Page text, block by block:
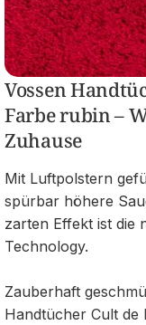
Vossen
Farbe rubin –
Zuhause
Mit Luftpolstern
spürbar höhere
zarten Effekt ist die
Technology.
Zauberhaft
Handtücher Cult